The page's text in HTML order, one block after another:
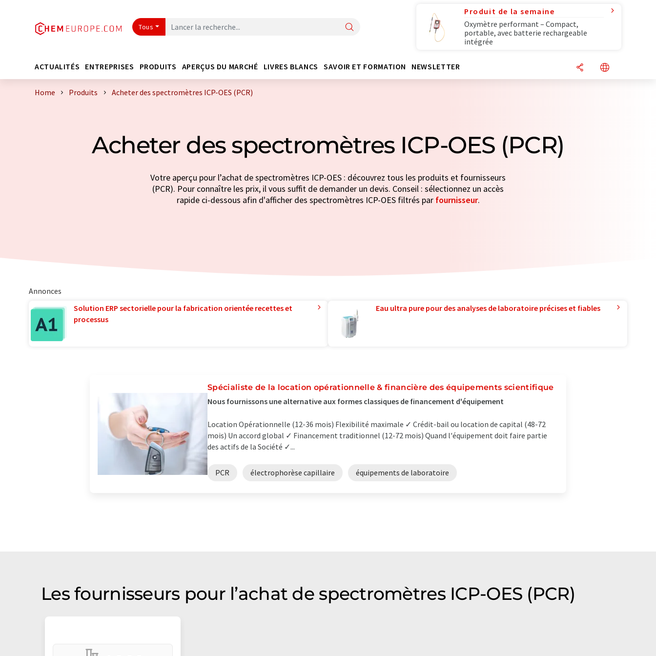
Tous
Produit de la semaine
Oxymètre performant – Compact,
portable, avec batterie rechargeable
intégrée
ACTUALITÉS ENTREPRISES PRODUITS APERÇUS DU MARCHÉ LIVRES BLANCS SAVOIR ET FORMATION NEWSLETTER
Home Produits Acheter des spectromètres ICP-OES (PCR)
Acheter des spectromètres ICP-OES (PCR)
Votre aperçu pour l’achat de spectromètres ICP-OES : découvrez tous les produits et fournisseurs
(PCR). Pour connaître les prix, il vous suffit de demander un devis. Conseil : sélectionnez un accès
rapide ci-dessous afin d'afficher des spectromètres ICP-OES filtrés par fournisseur.
Annonces
Solution ERP sectorielle pour la fabrication orientée recettes et
processus
Eau ultra pure pour des analyses de laboratoire précises et fiables
Spécialiste de la location opérationnelle & financière des équipements scientifique
Nous fournissons une alternative aux formes classiques de financement d'équipement
Location Opérationnelle (12-36 mois) Flexibilité maximale ✓ Crédit-bail ou location de capital (48-72
mois) Un accord global ✓ Financement traditionnel (12-72 mois) Quand l'équipement doit faire partie
des actifs de la Société ✓...
PCR électrophorèse capillaire équipements de laboratoire
Les fournisseurs pour l’achat de spectromètres ICP-OES (PCR)